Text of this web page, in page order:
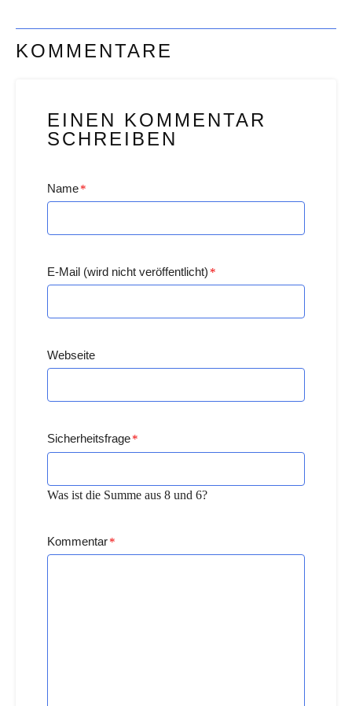
KOMMENTARE
EINEN KOMMENTAR
SCHREIBEN
Name*
E-Mail (wird nicht veröffentlicht) *
Webseite
Sicherheitsfrage*
Was ist die Summe aus 8 und 6?
Kommentar*